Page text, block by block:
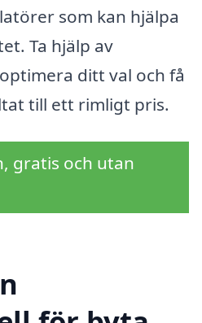
som kan hjälpa
Ta hjälp av
ditt val och få
till ett rimligt pris.
gratis och utan